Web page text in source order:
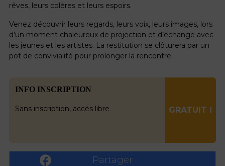
rêves, leurs colères et leurs espoirs.
Venez découvrir leurs regards, leurs voix, leurs images, lors
d’un moment chaleureux de projection et d’échange avec
les jeunes et les artistes. La restitution se clôturera par un
pot de convivialité pour prolonger la rencontre.
INFO INSCRIPTION
Sans inscription, accès libre GRATUIT !
Partager